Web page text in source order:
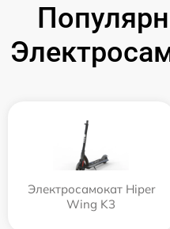
Электросамокат Hiper
Wing K3